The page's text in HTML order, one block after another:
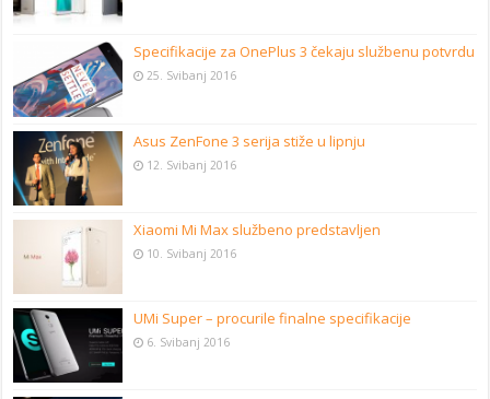
Specifikacije za OnePlus 3 čekaju službenu potvrdu
25. Svibanj 2016
Asus ZenFone 3 serija stiže u lipnju
12. Svibanj 2016
Xiaomi Mi Max službeno predstavljen
10. Svibanj 2016
UMi Super – procurile finalne specifikacije
6. Svibanj 2016